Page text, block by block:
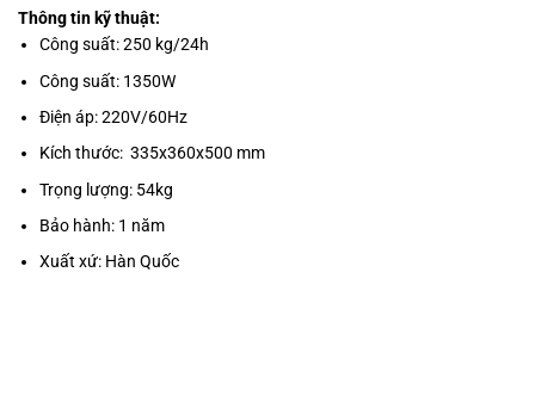
là:
78.000.000 ₫.
Thông tin kỹ thuật:
Công suất: 250 kg/24h
Công suất: 1350W
Điện áp: 220V/60Hz
Kích thước: 335x360x500 mm
Trọng lượng: 54kg
Bảo hành: 1 năm
Xuất xứ: Hàn Quốc